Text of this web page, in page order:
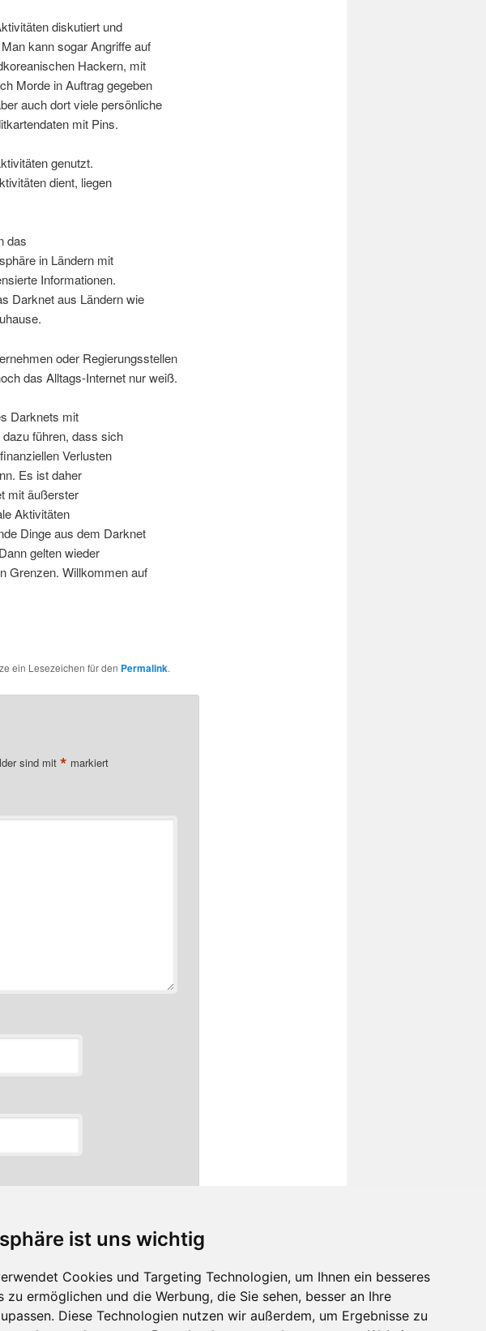
ist uns wichtig
Cookies und Targeting Technologien, um Ihnen ein besseres
zu ermöglichen und die Werbung, die Sie sehen, besser an Ihre
Diese Technologien nutzen wir außerdem, um Ergebnisse zu
diskutiert und
kann sogar Angriffe auf
Hackern, mit
Morde in Auftrag gegeben
auch dort viele persönliche
mit Pins.
genutzt.
dient, liegen
das
in Ländern mit
Informationen.
Darknet aus Ländern wie
oder Regierungsstellen
das Alltags-Internet nur weiß.
Darknets mit
führen, dass sich
Verlusten
Es ist daher
mit äußerster
Aktivitäten
Dinge aus dem Darknet
gelten wieder
Grenzen. Willkommen auf
ein Lesezeichen für den Permalink.
sind mit * markiert